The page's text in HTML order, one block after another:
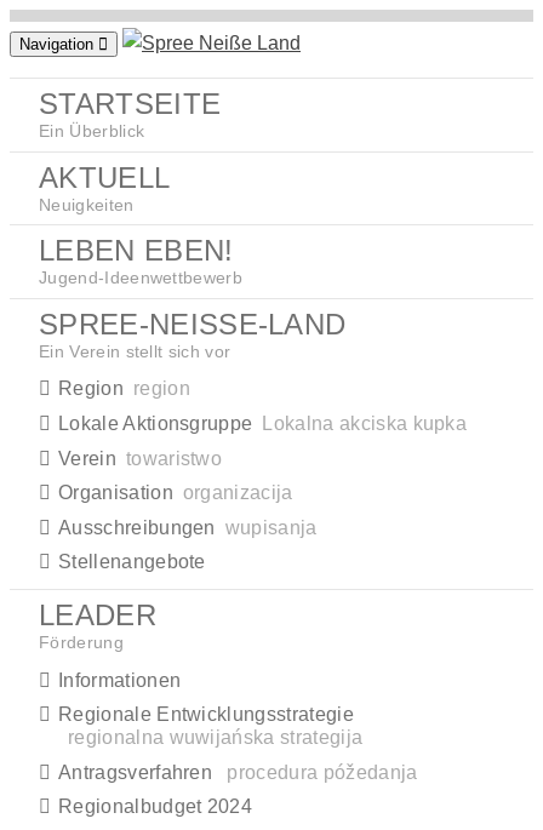
Zum
springen
Navigation
STARTSEITE
Ein Überblick
AKTUELL
Neuigkeiten
LEBEN EBEN!
Jugend-Ideenwettbewerb
SPREE-NEISSE-LAND
Ein Verein stellt sich vor
Region region
Lokale Aktionsgruppe
Lokalna akciska kupka
Verein towaristwo
Organisation organizacija
Ausschreibungen wupisanja
Stellenangebote
LEADER
Förderung
Informationen
Regionale Entwicklungsstrategie
regionalna wuwijańska strategija
Antragsverfahren
procedura póžedanja
Regionalbudget 2024